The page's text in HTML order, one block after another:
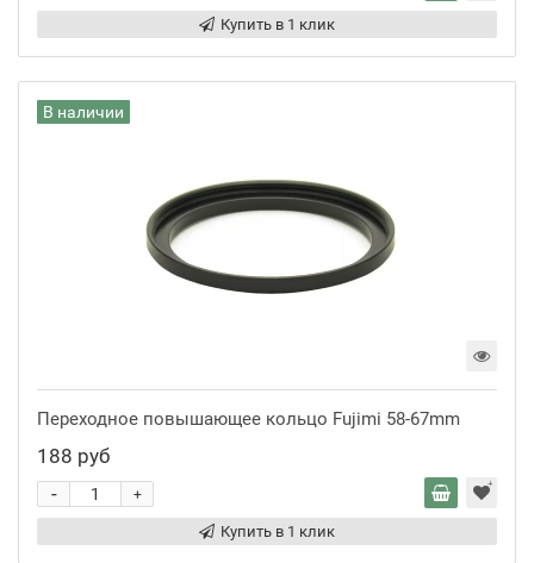
Купить в 1 клик
В наличии
Переходное повышающее кольцо Fujimi 58-67mm
188 руб
+
-
Купить в 1 клик